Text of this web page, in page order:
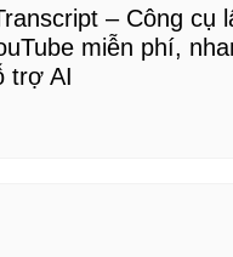
– Công cụ
miễn phí,
trợ AI